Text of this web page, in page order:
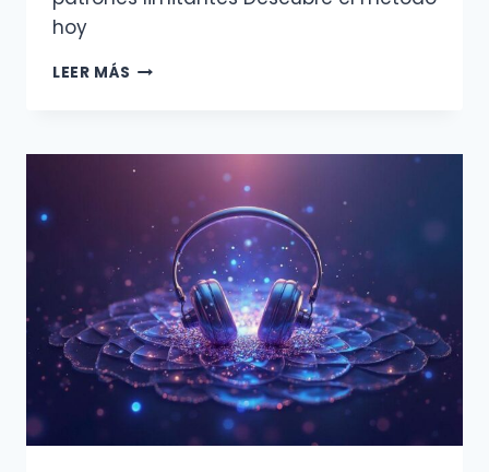
hoy
LEER MÁS CÓMO
ESCRITURA
TERAPÉUTICA
Y
CONTRATOS
DE
INTENCIÓN
MÉTODO
DIARIO
PARA
DEJAR
PATRONES